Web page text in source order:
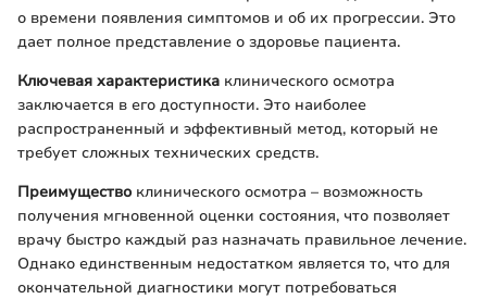
о времени появления симптомов и об их прогрессии. Это
дает полное представление о здоровье пациента.
Ключевая характеристика клинического осмотра
заключается в его доступности. Это наиболее
распространенный и эффективный метод, который не
требует сложных технических средств.
Преимущество клинического осмотра – возможность
получения мгновенной оценки состояния, что позволяет
врачу быстро каждый раз назначать правильное лечение.
Однако единственным недостатком является то, что для
окончательной диагностики могут потребоваться